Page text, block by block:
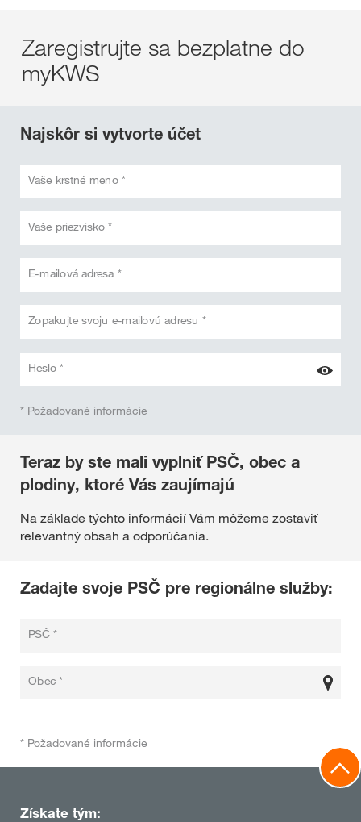
Zaregistrujte sa bezplatne do
myKWS
Najskôr si vytvorte účet
Vaše krstné meno *
Vaše priezvisko *
E-mailová adresa *
Zopakujte svoju e-mailovú adresu *
Heslo *
* Požadované informácie
Teraz by ste mali vyplniť PSČ, obec a
plodiny, ktoré Vás zaujímajú
Na základe týchto informácií Vám môžeme zostaviť
relevantný obsah a odporúčania.
Zadajte svoje PSČ pre regionálne služby:
PSČ *
Obec *
* Požadované informácie
Získate tým: